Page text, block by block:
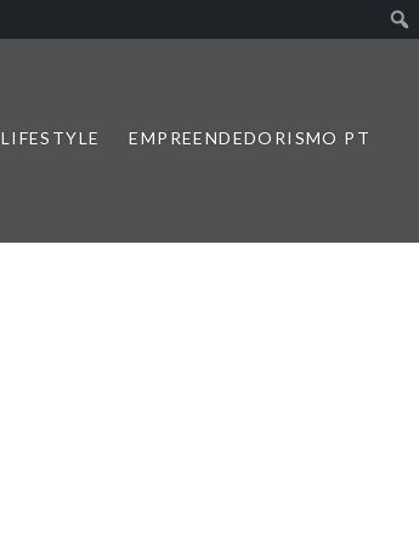
LIFESTYLE EMPREENDEDORISMO PT